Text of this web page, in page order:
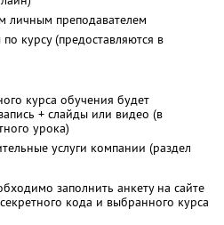
личным преподавателем
курсу (предоставляются в
курса обучения будет
+ слайды или видео (в
урока)
услуги компании (раздел
заполнить анкету на сайте
кода и выбранного курса